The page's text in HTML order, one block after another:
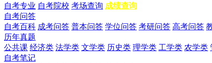
自考专业 自考院校 考场查询 成绩查询
自考问答
自考百科 成考问答 普本问答 学位问答 考研问答 高考问答
历年真题
公共课 经济类 法学类 文学类 历史类 理学类 工学类 农学类
自考笔记